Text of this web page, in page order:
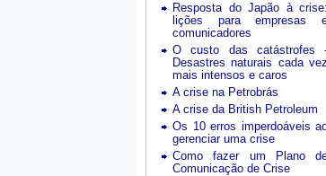
Resposta do Japão à crise:
lições para empresas
comunicadores
O custo das catástrofes
Desastres naturais cada vez
mais intensos e caros
A crise na Petrobrás
A crise da British Petroleum
Os 10 erros imperdoáveis
gerenciar uma crise
Como fazer um Plano
Comunicação de Crise